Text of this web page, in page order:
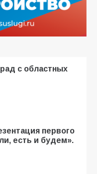
с областных
первого
есть и будем».